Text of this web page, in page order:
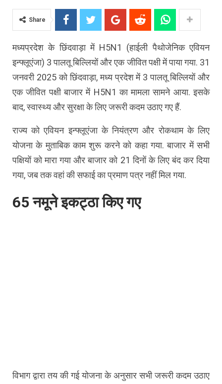
Share
मध्यप्रदेश के छिंदवाड़ा में H5N1 (हाईली पैथोजेनिक एवियन
इन्फ्लूएंजा) 3 पालतू बिल्लियों और एक जीवित पक्षी में पाया गया. 31
जनवरी 2025 को छिंदवाड़ा, मध्य प्रदेश में 3 पालतू बिल्लियों और
एक जीवित पक्षी बाजार में H5N1 का मामला सामने आया. इसके
बाद, स्वास्थ्य और सुरक्षा के लिए जरूरी कदम उठाए गए हैं.
राज्य को एवियन इन्फ्लूएंजा के नियंत्रण और रोकथाम के लिए
योजना के मुताबिक काम शुरू करने को कहा गया. बाजार में सभी
पक्षियों को मारा गया और बाजार को 21 दिनों के लिए बंद कर दिया
गया, जब तक वहां की सफाई का प्रमाण पत्र नहीं मिल गया.
65 नमूने इकट्ठा किए गए
विभाग द्वारा तय की गई योजना के अनुसार सभी जरूरी कदम उठाए